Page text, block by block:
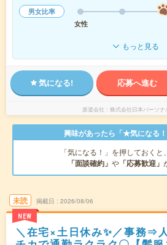
男女比率
女性
もっと見る
気になる! 応募へ進む
派遣会社 株式会社日本パーソナ
興味があったら「★気になる！
「気になる！」を押しておくと
「面談確約」 や 「応募歓迎」
未読
NEW
掲載日 2026/08/06
＼在宅×土日休み✨／事務⇒